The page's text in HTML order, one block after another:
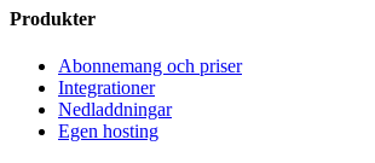
Produkter
Abonnemang och priser
Integrationer
Nedladdningar
Egen hosting